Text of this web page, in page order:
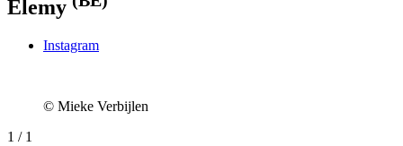
Elemy
Instagram
© Mieke Verbijlen
1 / 1